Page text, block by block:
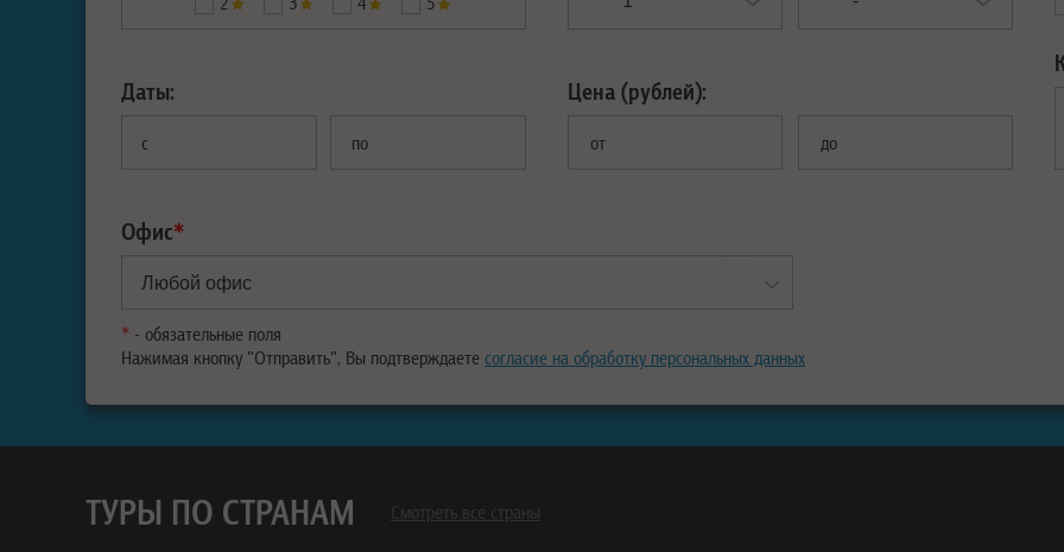
Даты:
с по
Цена (рублей):
от до
Офис*
* - обязательные поля
Нажимая кнопку "Отправить", Вы подтверждаете согласие на обработку персональных данных
ТУРЫ ПО СТРАНАМ Смотреть все страны